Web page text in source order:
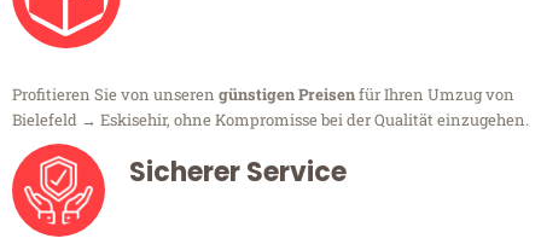
Profitieren Sie von unseren günstigen Preisenfür Ihren Umzug von
Bielefeld → Eskisehir, ohne Kompromisse bei der Qualität einzugehen.
Sicherer Service